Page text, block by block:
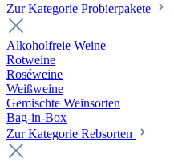
Zur Kategorie Probierpakete
Alkoholfreie Weine
Rotweine
Roséweine
Weißweine
Gemischte Weinsorten
Bag-in-Box
Zur Kategorie Rebsorten